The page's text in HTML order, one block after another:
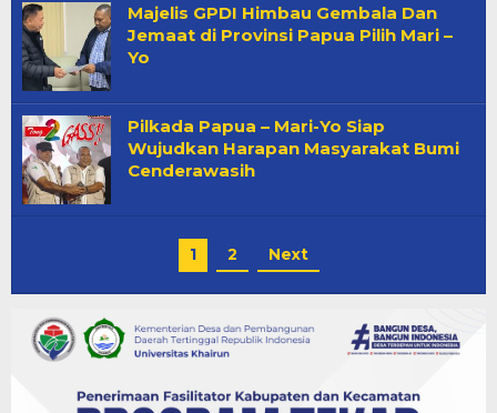
Majelis GPDI Himbau Gembala Dan
Jemaat di Provinsi Papua Pilih Mari –
Yo
Pilkada Papua – Mari-Yo Siap
Wujudkan Harapan Masyarakat Bumi
Cenderawasih
1 2 Next